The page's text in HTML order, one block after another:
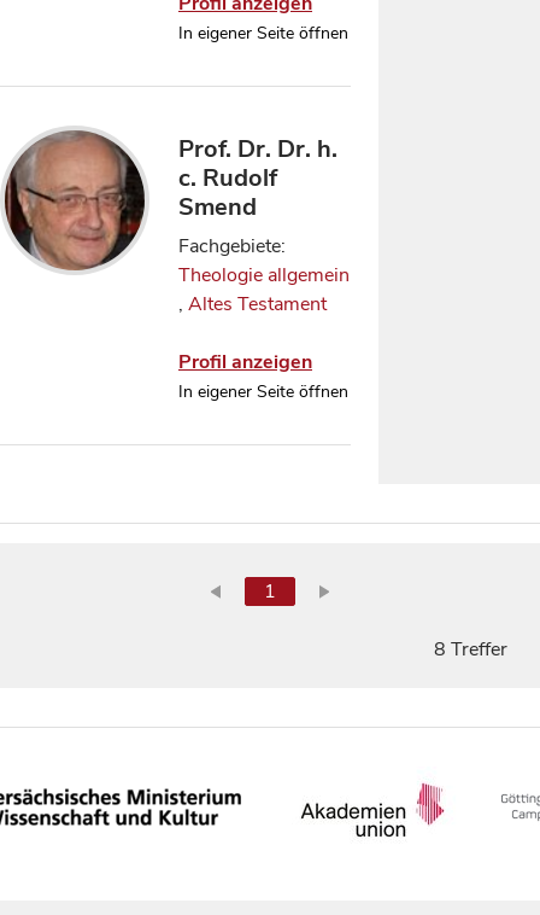
In eigener Seite öffnen
Prof. Dr. Dr. h.
c. Rudolf
Smend
Fachgebiete:
Theologie allgemein
, Altes Testament
Profil anzeigen
In eigener Seite öffnen
1
8 Treffer